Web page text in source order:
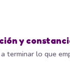
y
terminar lo que